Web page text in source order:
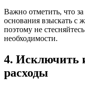
Важно отметить, что
основания взыскать с
поэтому не
необходимости.
4. Исключить
расходы